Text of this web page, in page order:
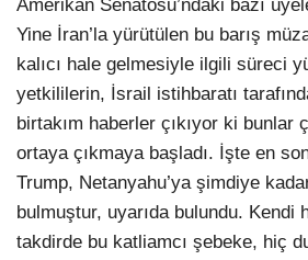
Amerikan Senatosu’ndaki bazı
Yine İran’la yürütülen bu barış
kalıcı hale gelmesiyle ilgili süreci
yetkililerin, İsrail istihbaratı
birtakım haberler çıkıyor ki bunlar
ortaya çıkmaya başladı. İşte en
Trump, Netanyahu’ya şimdiye
bulmuştur, uyarıda bulundu. Kendi
takdirde bu katliamcı şebeke, hiç